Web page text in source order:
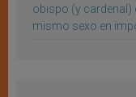
obispo (y cardenal)
mismo sexo en